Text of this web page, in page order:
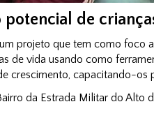
de
projeto que tem como foco
de vida usando como
crescimento, capacitando-os
da Estrada Militar do Alto